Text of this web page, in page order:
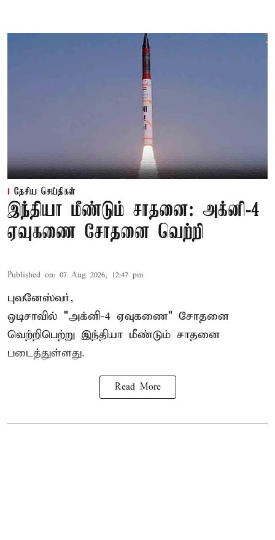
தேசிய செய்திகள்
இந்தியா மீண்டும் சாதனை: அக்னி-4
ஏவுகணை சோதனை வெற்றி
Published on: 07 Aug 2026, 12:47 pm
புவனேஸ்வர்,
ஒடிசாவில் "அக்னி-4 ஏவுகணை" சோதனை
வெற்றிபெற்று இந்தியா மீண்டும் சாதனை
படைத்துள்ளது.
Read More